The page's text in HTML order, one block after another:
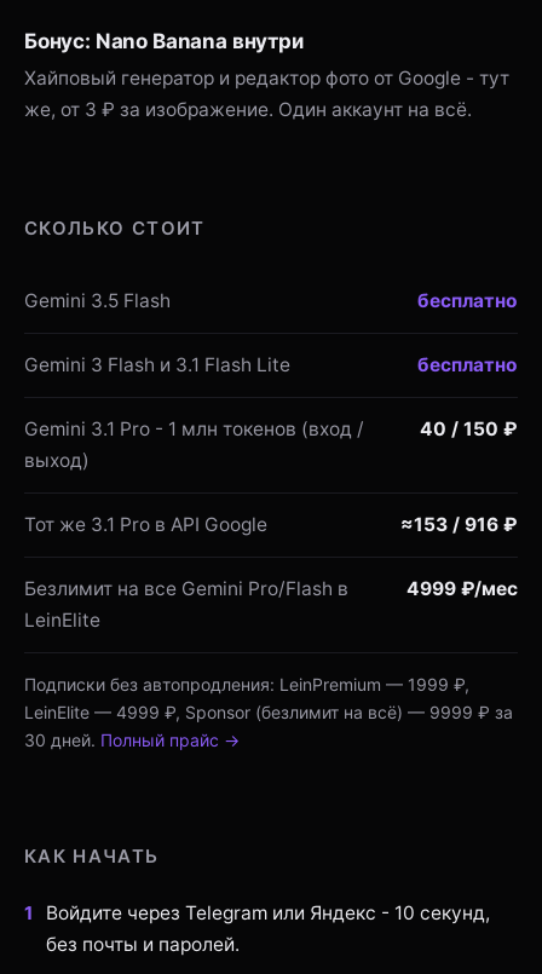
Бонус: Nano Banana внутри
Хайповый генератор и редактор фото от Google - тут
же, от 3 ₽ за изображение. Один аккаунт на всё.
СКОЛЬКО СТОИТ
Gemini 3.5 Flash бесплатно
Gemini 3 Flash и 3.1 Flash Lite бесплатно
Gemini 3.1 Pro - 1 млн токенов (вход /
выход)
40 / 150 ₽
Тот же 3.1 Pro в API Google ≈153 / 916 ₽
Безлимит на все Gemini Pro/Flash в
LeinElite
4999 ₽/мес
Подписки без автопродления: LeinPremium — 1999 ₽,
LeinElite — 4999 ₽, Sponsor (безлимит на всё) — 9999 ₽ за
30 дней. Полный прайс →
КАК НАЧАТЬ
Войдите через Telegram или Яндекс - 10 секунд,
без почты и паролей.